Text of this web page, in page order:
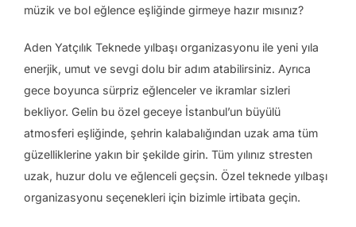
müzik ve bol eğlence eşliğinde girmeye hazır mısınız?
Aden Yatçılık Teknede yılbaşı organizasyonu ile yeni yıla
enerjik, umut ve sevgi dolu bir adım atabilirsiniz. Ayrıca
gece boyunca sürpriz eğlenceler ve ikramlar sizleri
bekliyor. Gelin bu özel geceye İstanbul’un büyülü
atmosferi eşliğinde, şehrin kalabalığından uzak ama tüm
güzelliklerine yakın bir şekilde girin. Tüm yılınız stresten
uzak, huzur dolu ve eğlenceli geçsin. Özel teknede yılbaşı
organizasyonu seçenekleri için bizimle irtibata geçin.